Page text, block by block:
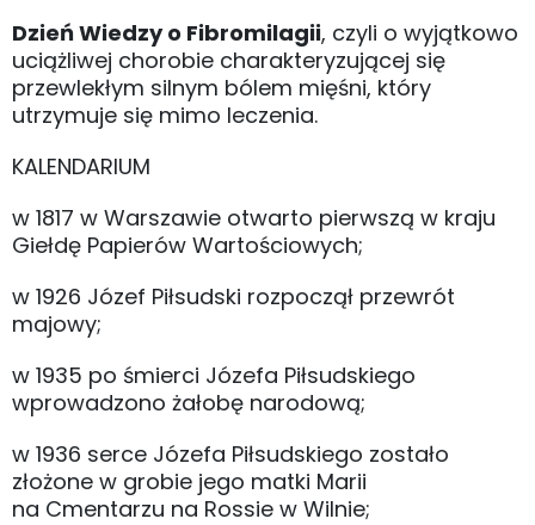
Dzień Wiedzy o Fibromilagii, czyli o wyjątkowo
uciążliwej chorobie charakteryzującej się
przewlekłym silnym bólem mięśni, który
utrzymuje się mimo leczenia.
KALENDARIUM
w 1817 w Warszawie otwarto pierwszą w kraju
Giełdę Papierów Wartościowych;
w 1926 Józef Piłsudski rozpoczął przewrót
majowy;
w 1935 po śmierci Józefa Piłsudskiego
wprowadzono żałobę narodową;
w 1936 serce Józefa Piłsudskiego zostało
złożone w grobie jego matki Marii
na Cmentarzu na Rossie w Wilnie;